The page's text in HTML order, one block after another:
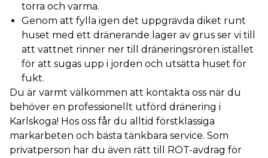
torra och varma.
Genom att fylla igen det uppgrävda diket runt
huset med ett dränerande lager av grus ser vi till
att vattnet rinner ner till dräneringsrören istället
för att sugas upp i jorden och utsätta huset för
fukt.
Du är varmt välkommen att kontakta oss när du
behöver en professionellt utförd dränering i
Karlskoga! Hos oss får du alltid förstklassiga
markarbeten och bästa tänkbara service. Som
privatperson har du även rätt till ROT-avdrag för